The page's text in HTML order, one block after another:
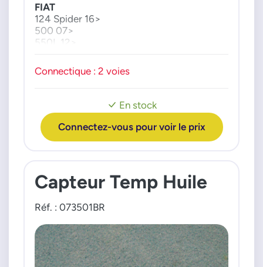
En stock
Connectez-vous pour voir le prix
FIAT
124 Spider 16>
500 07>
550L 12>
Bravo 10>
Panda 12>
JEEP
Renegade 14>
LANCIA
Connectique : 2 voies
Capteur Temp Huile
Réf. : 073501BR